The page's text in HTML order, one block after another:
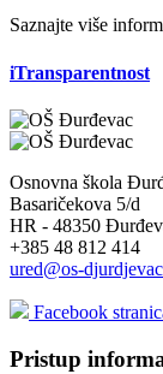
Saznajte više
iTransparentnost
Osnovna škola
Basaričekova 5/d
HR - 48350
+385 48 812 414
ured@os-
Facebook
Pristup